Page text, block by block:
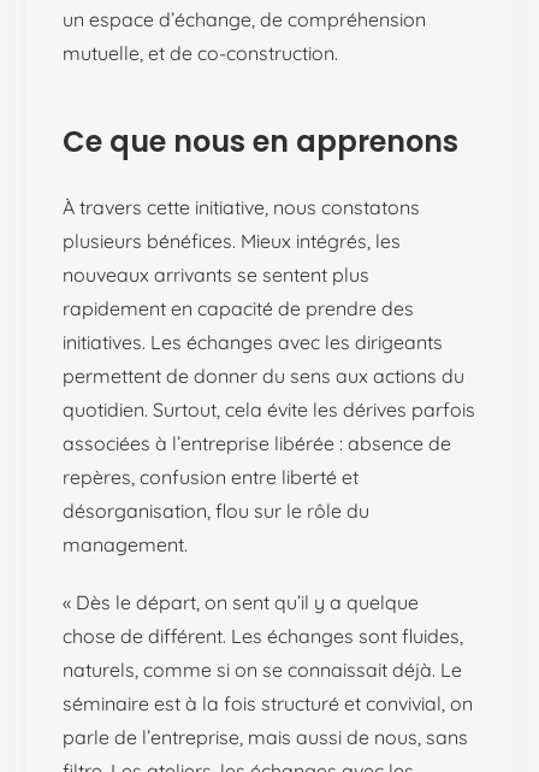
un espace d’échange, de compréhension
mutuelle, et de co-construction.
Ce que nous en apprenons
À travers cette initiative, nous constatons
plusieurs bénéfices. Mieux intégrés, les
nouveaux arrivants se sentent plus
rapidement en capacité de prendre des
initiatives. Les échanges avec les dirigeants
permettent de donner du sens aux actions du
quotidien. Surtout, cela évite les dérives parfois
associées à l’entreprise libérée : absence de
repères, confusion entre liberté et
désorganisation, flou sur le rôle du
management.
« Dès le départ, on sent qu’il y a quelque
chose de différent. Les échanges sont fluides,
naturels, comme si on se connaissait déjà. Le
séminaire est à la fois structuré et convivial, on
parle de l’entreprise, mais aussi de nous, sans